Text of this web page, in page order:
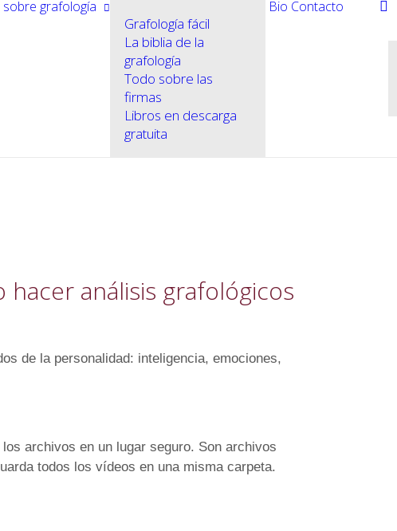
sobre grafología
Grafología fácil
La biblia de la
grafología
Todo sobre las
firmas
Libros en descarga
gratuita
Bio Contacto
análisis grafológicos
de la personalidad: inteligencia, emociones,
archivos en un lugar seguro. Son archivos
todos los vídeos en una misma carpeta.